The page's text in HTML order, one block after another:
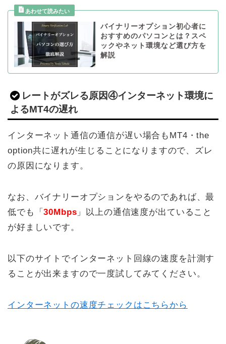
バイナリーオプション初心者に
おすすめのパソコンとは？スペ
ックやネット環境など選び方を
解説
レートがズレる原因④インターネット環境に
よるMT4の遅れ
インターネット通信の通信が遅い場合もMT4・the
option共に遅れが生じることになりますので、ズレ
の原因になります。
なお、バイナリーオプションをやるのであれば、最
低でも「30Mbps 」以上の通信速度が出ていること
が好ましいです。
以下のサイトでインターネット回線の速度を計測す
ることが出来ますので一度試してみてください。
インターネットの速度チェックはこちらから